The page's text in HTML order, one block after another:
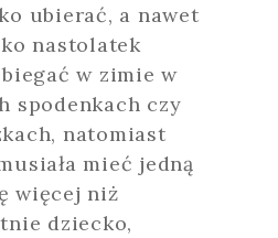
ubierać, a nawet
nastolatek
w zimie w
spodenkach czy
natomiast
mieć jedną
więcej niż
dziecko,